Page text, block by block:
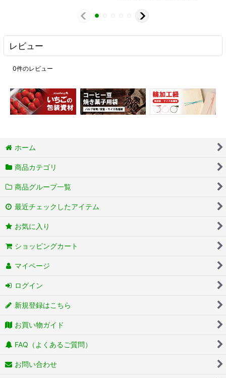
レビュー
0件のレビュー
ホーム
商品カテゴリ
商品グループ一覧
最近チェックしたアイテム
お気に入り
ショッピングカート
マイページ
ログイン
新規登録はこちら
お買い物ガイド
FAQ（よくあるご質問）
お問い合わせ